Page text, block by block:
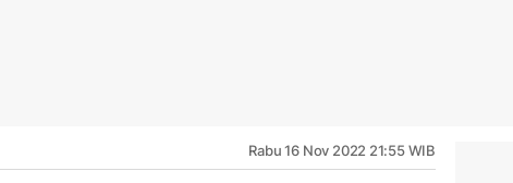
Rabu 16 Nov 2022 21:55 WIB